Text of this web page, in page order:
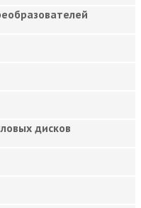
дисков